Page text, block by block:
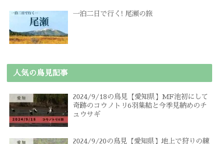
一泊二日で行く! 尾瀬の旅
人気の鳥見記事
2024/9/18の鳥見【愛知県】MF池初にして
奇跡のコウノトリ6羽集結と今季見納めのチ
ュウサギ
2024/9/20の鳥見【愛知県】地上で狩りの練